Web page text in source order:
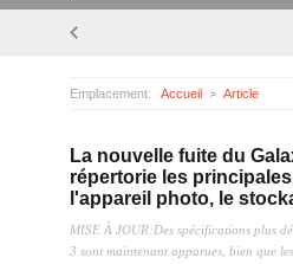
Emplacement: Accueil Article
La nouvelle fuite du
répertorie les
l'appareil photo, le
MISE À JOUR:Des spécifications plus
3 sont maintenant apparues, bien que